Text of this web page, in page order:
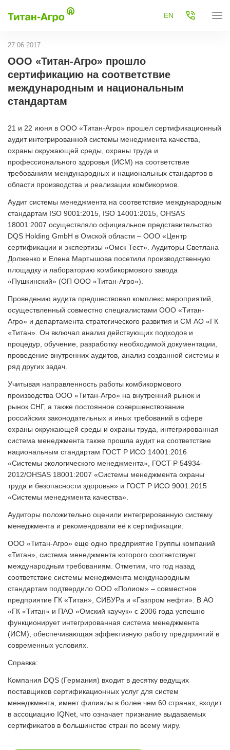
EN
27.06.2017
ООО «Титан-Агро» прошло
сертификацию на соответствие
международным и национальным
стандартам
21 и 22 июня в ООО «Титан-Агро» прошел сертификационный
аудит интегрированной системы менеджмента качества,
охраны окружающей среды, охраны труда и
профессионального здоровья (ИСМ) на соответствие
требованиям международных и национальных стандартов в
области производства и реализации комбикормов.
Аудит системы менеджмента на соответствие международным
стандартам ISO 9001:2015, ISO 14001:2015, OHSAS
18001:2007 осуществляло официальное представительство
DQS Holding GmbH в Омской области – ООО «Центр
сертификации и экспертизы «Омск Тест». Аудиторы Светлана
Долженко и Елена Мартышова посетили производственную
площадку и лабораторию комбикормового завода
«Пушкинский» (ОП ООО «Титан-Агро»).
Проведению аудита предшествовал комплекс мероприятий,
осуществленный совместно специалистами ООО «Титан-
Агро» и департамента стратегического развития и СМ АО «ГК
«Титан». Он включал анализ действующих подходов и
процедур, обучение, разработку необходимой документации,
проведение внутренних аудитов, анализ созданной системы и
ряд других задач.
Учитывая направленность работы комбикормового
производства ООО «Титан-Агро» на внутренний рынок и
рынок СНГ, а также постоянное совершенствование
российских законодательных и иных требований в сфере
охраны окружающей среды и охраны труда, интегрированная
система менеджмента также прошла аудит на соответствие
национальным стандартам ГОСТ Р ИСО 14001:2016
«Системы экологического менеджмента», ГОСТ Р 54934-
2012/OHSAS 18001:2007 «Системы менеджмента охраны
труда и безопасности здоровья» и ГОСТ Р ИСО 9001:2015
«Системы менеджмента качества».
Аудиторы положительно оценили интегрированную систему
менеджмента и рекомендовали её к сертификации.
ООО «Титан-Агро» еще одно предприятие Группы компаний
«Титан», система менеджмента которого соответствует
международным требованиям. Отметим, что год назад
соответствие системы менеджмента международным
стандартам подтвердило ООО «Полиом» – совместное
предприятие ГК «Титан», СИБУРа и «Газпром нефти». В АО
«ГК «Титан» и ПАО «Омский каучук» с 2006 года успешно
функционирует интегрированная система менеджмента
(ИСМ), обеспечивающая эффективную работу предприятий в
современных условиях.
Справка:
Компания DQS (Германия) входит в десятку ведущих
поставщиков сертификационных услуг для систем
менеджмента, имеет филиалы в более чем 60 странах, входит
в ассоциацию IQNet, что означает признание выдаваемых
сертификатов в большинстве стран по всему миру.